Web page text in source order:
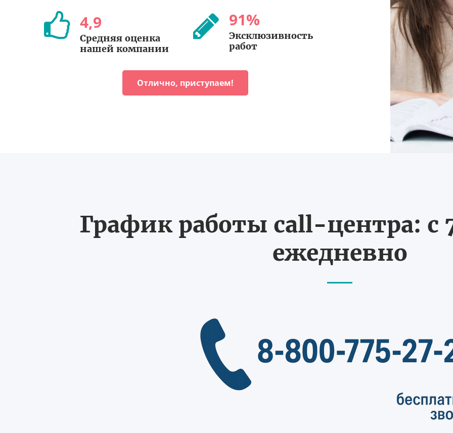
4,9
Средняя оценка
нашей компании
91%
Эксклюзивность
работ
Отлично, приступаем!
График работы call-центра: с
ежедневно